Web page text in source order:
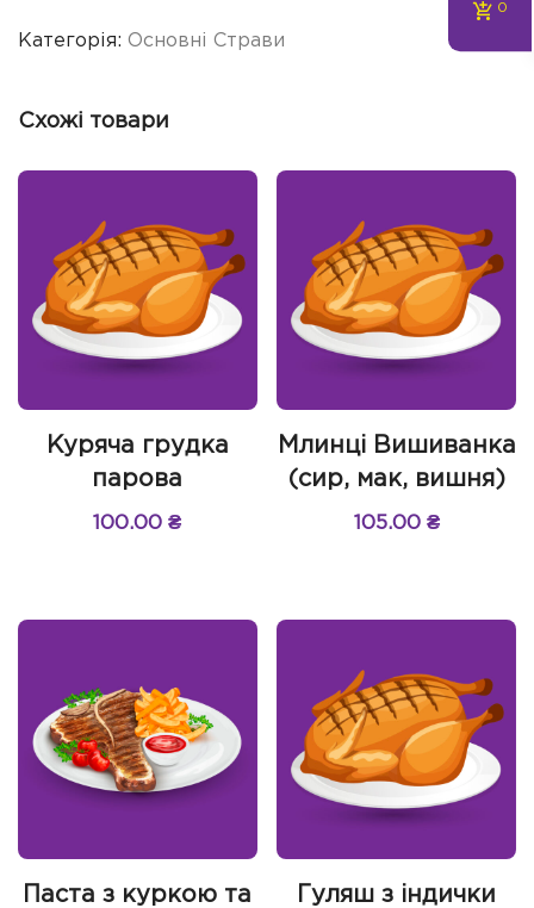
Категорія: Основні Страви
Схожі товари
Куряча грудка
парова
100.00₴
Млинці Вишиванка
(сир, мак, вишня)
105.00 ₴
Паста з куркою та
Гуляш з індички
0